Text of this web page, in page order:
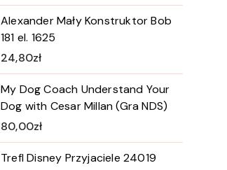
Alexander Mały Konstruktor Bob
181 el. 1625
24,80zł
My Dog Coach Understand Your
Dog with Cesar Millan (Gra NDS)
80,00zł
Trefl Disney Przyjaciele 24019